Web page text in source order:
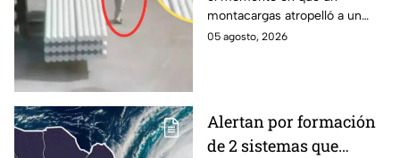
en su celular
montacargas atropelló a un
trabajador dentro de una planta
05 agosto, 2026
Alertan por formación
de 2 sistemas que